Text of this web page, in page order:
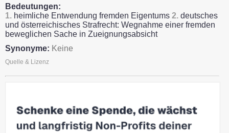
Bedeutungen:
1. heimliche Entwendung fremden Eigentums 2. deutsches
und österreichisches Strafrecht: Wegnahme einer fremden
beweglichen Sache in Zueignungsabsicht
Synonyme: Keine
Quelle & Lizenz